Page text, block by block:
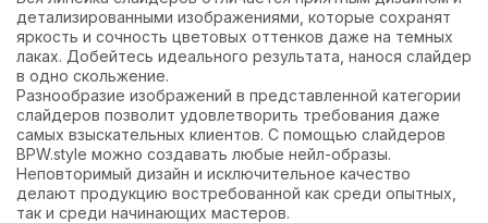
детализированными изображениями, которые сохранят
яркость и сочность цветовых оттенков даже на темных
лаках. Добейтесь идеального результата, нанося слайдер
в одно скольжение.
Разнообразие изображений в представленной категории
слайдеров позволит удовлетворить требования даже
самых взыскательных клиентов. С помощью слайдеров
BPW.style можно создавать любые нейл-образы.
Неповторимый дизайн и исключительное качество
делают продукцию востребованной как среди опытных,
так и среди начинающих мастеров.